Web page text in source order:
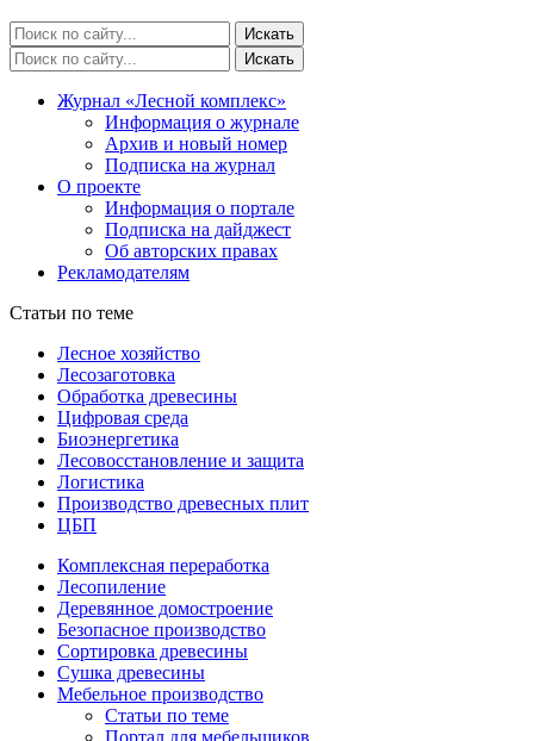
Журнал «Лесной комплекс»
Информация о журнале
Архив и новый номер
Подписка на журнал
О проекте
Информация о портале
Подписка на дайджест
Об авторских правах
Рекламодателям
Статьи по теме
Лесное хозяйство
Лесозаготовка
Обработка древесины
Цифровая среда
Биоэнергетика
Лесовосстановление и защита
Логистика
Производство древесных плит
ЦБП
Комплексная переработка
Лесопиление
Деревянное домостроение
Безопасное производство
Сортировка древесины
Сушка древесины
Мебельное производство
Статьи по теме
Портал для мебельщиков